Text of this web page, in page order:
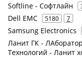
Softline - Софтлайн
Dell EMC 5180 7
Samsung Electronics
Ланит ГК -
Технологий - Ланит